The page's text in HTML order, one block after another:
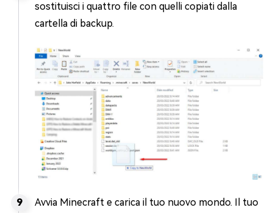
sostituisci i quattro file con quelli copiati dalla
cartella di backup.
Avvia Minecraft e carica il tuo nuovo mondo. Il tuo